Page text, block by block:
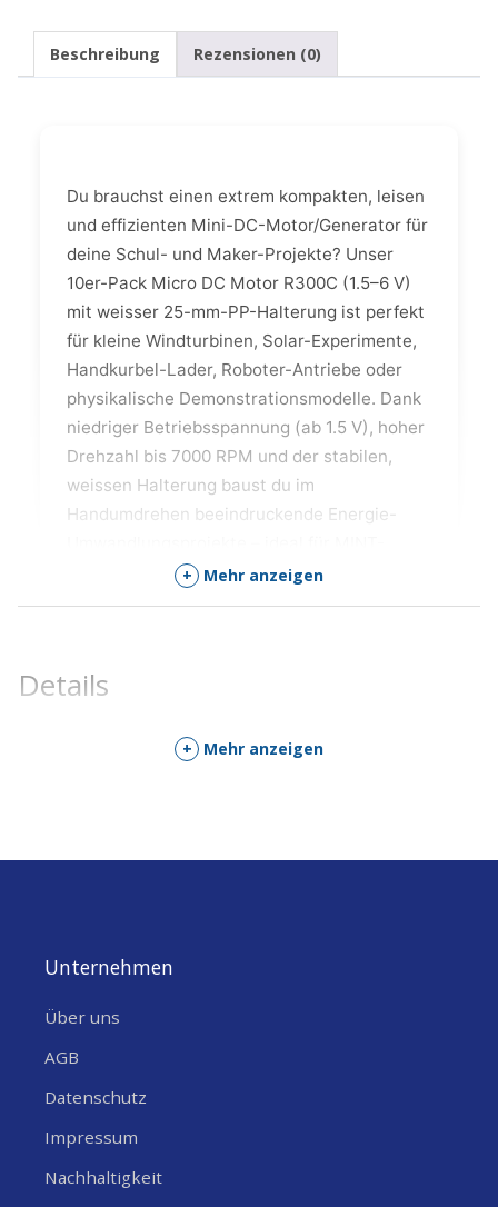
Projekte
und
Beschreibung Rezensionen (0)
Du brauchst einen extrem kompakten, leisen
und effizienten Mini-DC-Motor/Generator für
deine Schul- und Maker-Projekte? Unser
10er-Pack Micro DC Motor R300C (1.5–6 V)
mit weisser 25-mm-PP-Halterung ist perfekt
für kleine Windturbinen, Solar-Experimente,
Handkurbel-Lader, Roboter-Antriebe oder
physikalische Demonstrationsmodelle. Dank
niedriger Betriebsspannung (ab 1.5 V), hoher
Drehzahl bis 7000 RPM und der stabilen,
weissen Halterung baust du im
Handumdrehen beeindruckende Energie-
Unterricht, FabLabs und grosse Klassen-
Die Highlights des Micro DC
Extra breiter Spannungsbereich 1.5–6 V
Nur 24 mm Durchmesser und 12 mm
– extrem stromsparend und kühl im
Betrieb
70 cm lange, flexible
+ Mehr anzeigen
Details
+ Mehr anzeigen
Unternehmen
Über uns
AGB
Datenschutz
Impressum
Nachhaltigkeit